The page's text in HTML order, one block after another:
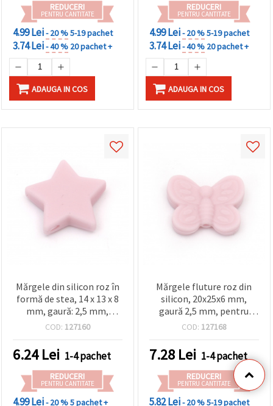
REDUCERI
PENTRU CANTITATE
4.99 Lei- 20 %5-19 pachet
3.74 Lei- 40 % 20 pachet +
ADAUGA IN COS
REDUCERI
PENTRU CANTITATE
4.99 Lei- 20 %5-19 pachet
3.74 Lei- 40 % 20 pachet +
ADAUGA IN COS
Mărgele din silicon roz în
formă de stea, 14 x 13 x 8
mm, gaură: 2,5 mm,
pentru accesorii DIY și
COD: 127160
6.24Lei 1-4 pachet
REDUCERI
PENTRU CANTITATE
4.99 Lei- 20 %5 pachet +
Mărgele fluture roz din
silicon, 20x25x6 mm,
gaură 2,5 mm, pentru
bijuterii handmade DIY,
COD: 127168
7.28 Lei 1-4 pachet
REDUCERI
PENTRU CANTITATE
5.82 Lei- 20 %5-19 pachet